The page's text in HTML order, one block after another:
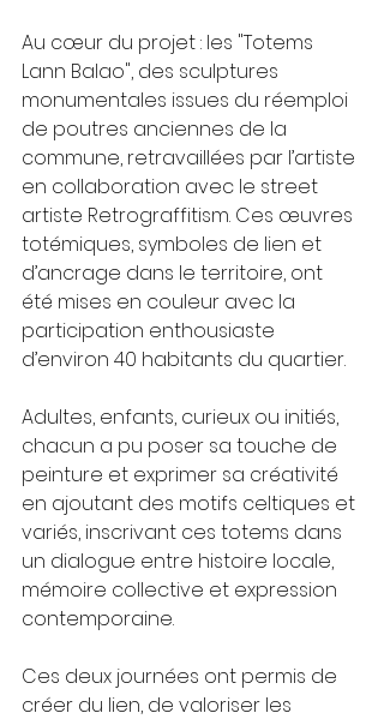
Au cœur du projet : les "Totems
Lann Balao", des sculptures
monumentales issues du réemploi
de poutres anciennes de la
commune, retravaillées par l’artiste
en collaboration avec le street
artiste Retrograffitism. Ces œuvres
totémiques, symboles de lien et
d’ancrage dans le territoire, ont
été mises en couleur avec la
participation enthousiaste
d’environ 40 habitants du quartier.
Adultes, enfants, curieux ou initiés,
chacun a pu poser sa touche de
peinture et exprimer sa créativité
en ajoutant des motifs celtiques et
variés, inscrivant ces totems dans
un dialogue entre histoire locale,
mémoire collective et expression
contemporaine.
Ces deux journées ont permis de
créer du lien, de valoriser les